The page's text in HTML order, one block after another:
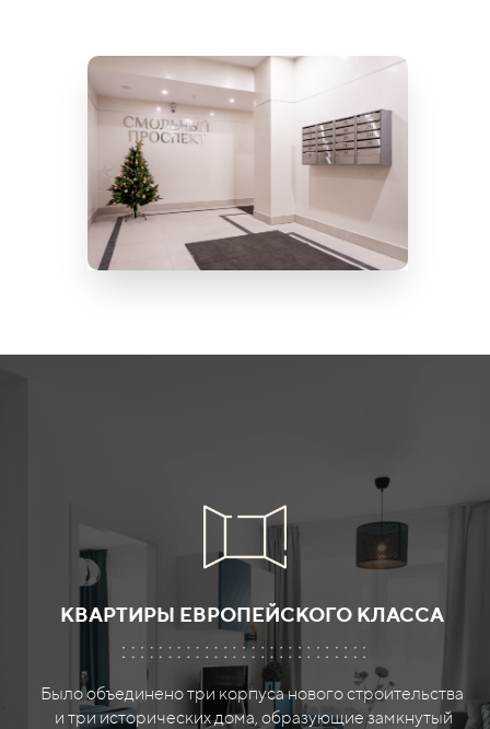
КВАРТИРЫ ЕВРОПЕЙСКОГО КЛАССА
Было объединено три корпуса нового строительства
и три исторических дома, образующие замкнутый